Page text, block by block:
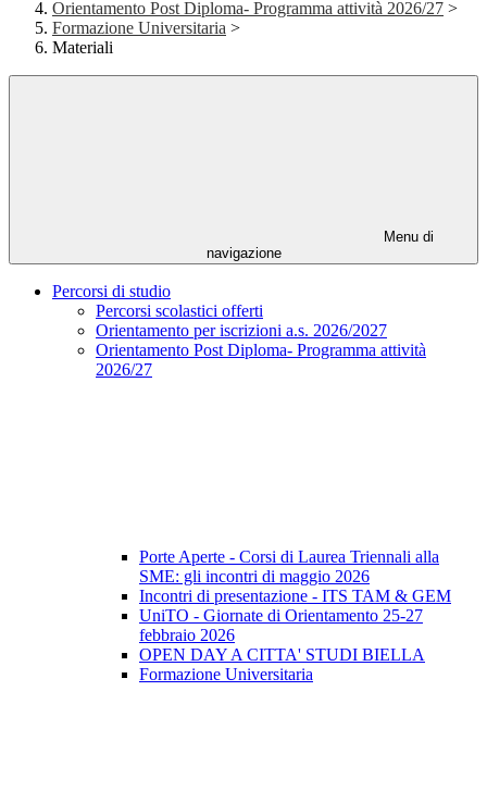
Orientamento Post Diploma- Programma attività 2026/27 >
Formazione Universitaria >
Materiali
Menu di
navigazione
Percorsi di studio
Percorsi scolastici offerti
Orientamento per iscrizioni a.s. 2026/2027
Orientamento Post Diploma- Programma attività
2026/27
Porte Aperte - Corsi di Laurea Triennali alla
SME: gli incontri di maggio 2026
Incontri di presentazione - ITS TAM & GEM
UniTO - Giornate di Orientamento 25-27
febbraio 2026
OPEN DAY A CITTA' STUDI BIELLA
Formazione Universitaria